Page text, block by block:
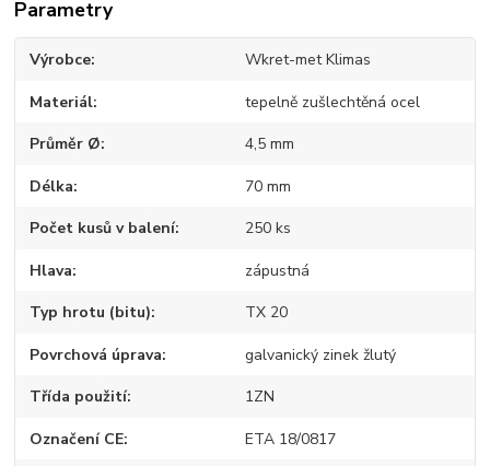
Parametry
Výrobce Wkret-met Klimas
Materiál tepelně zušlechtěná ocel
Průměr Ø 4,5 mm
Délka 70 mm
Počet kusů v balení 250 ks
Hlava zápustná
Typ hrotu (bitu) TX 20
Povrchová úprava galvanický zinek žlutý
Třída použití 1ZN
Označení CE ETA 18/0817